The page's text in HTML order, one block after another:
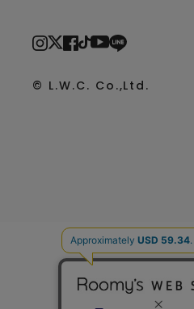
© L.W.C. Co.,Ltd.